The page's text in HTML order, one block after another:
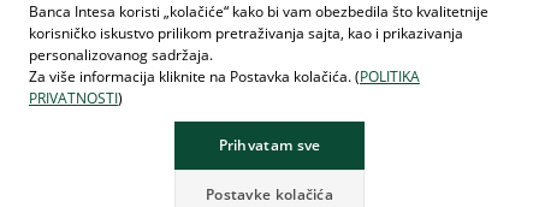
Banca Intesa koristi „kolačiće“ kako bi vam obezbedila što kvalitetnije
korisničko iskustvo prilikom pretraživanja sajta, kao i prikazivanja
personalizovanog sadržaja.
Za više informacija kliknite na Postavka kolačića. (POLITIKA
PRIVATNOSTI)
Prihvatam sve
Postavke kolačića